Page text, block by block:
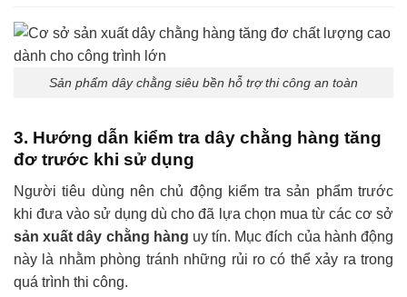
Sản phẩm dây chằng siêu bền hỗ trợ thi công an toàn
3. Hướng dẫn kiểm tra dây chằng hàng tăng
đơ trước khi sử dụng
Người tiêu dùng nên chủ động kiểm tra sản phẩm trước
khi đưa vào sử dụng dù cho đã lựa chọn mua từ các cơ sở
sản xuất dây chằng hàng uy tín. Mục đích của hành động
này là nhằm phòng tránh những rủi ro có thể xảy ra trong
quá trình thi công.